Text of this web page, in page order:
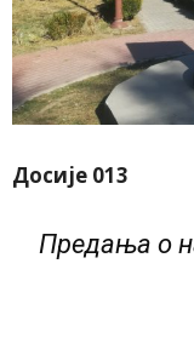
Досије 013
Предања о